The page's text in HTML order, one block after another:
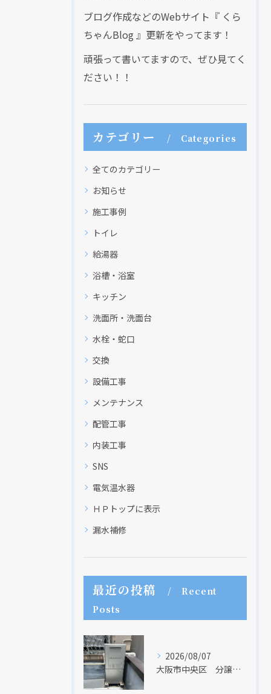
ブログ作成などのWebサイト『 くら
ちゃんBlog 』更新をやってます！
頑張って書いてますので、ぜひ見てく
ださい！！
カテゴリー Categories
全てのカテゴリー
お知らせ
施工事例
トイレ
給湯器
浴槽・浴室
キッチン
洗面所・洗面台
水栓・蛇口
交換
設備工事
メンテナンス
配管工事
内装工事
SNS
電気温水器
ＨＰトップに表示
漏水補修
最近の投稿
Recent
Posts
2026/08/07
大阪市中央区 分譲マンションの給湯器取替リフォーム工事 UV除菌機能搭載給湯器